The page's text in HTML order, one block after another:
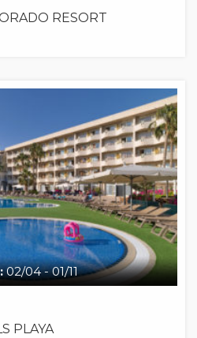
RESORT
02/04 - 01/11
PLAYA